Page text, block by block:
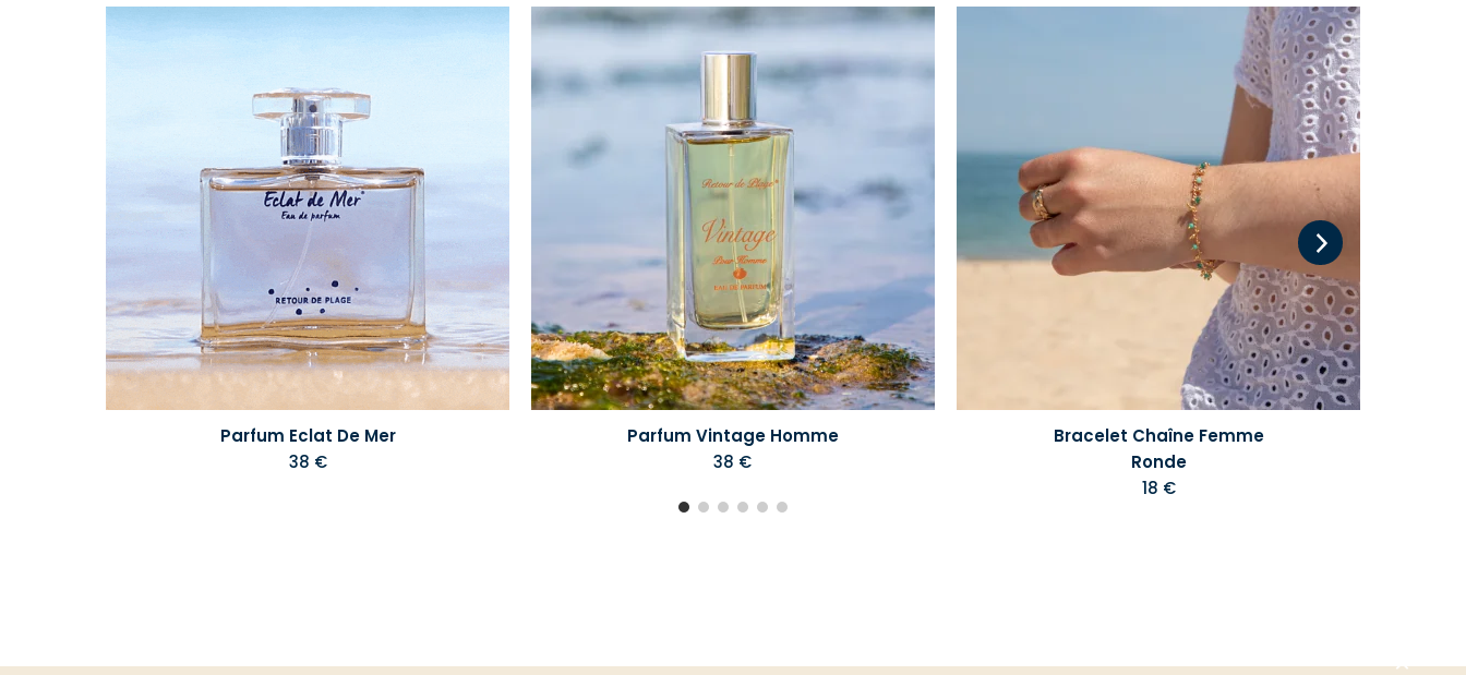
Parfum Eclat De Mer
38 €
Parfum Vintage Homme
38 €
Bracelet Chaîne Femme
Ronde
18 €